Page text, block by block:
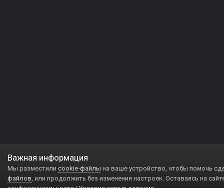
Важная информация
Мы разместили cookie-файлы на ваше устройство, чтобы помочь
файлов, или продолжить без изменения настроек. Оставаясь на